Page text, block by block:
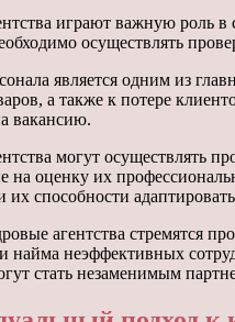
играют важную роль
осуществлять
является одним из
а также к потере
вакансию.
могут осуществлять
на оценку их
их способности
агентства стремятся
найма неэффективных
стать незаменимым